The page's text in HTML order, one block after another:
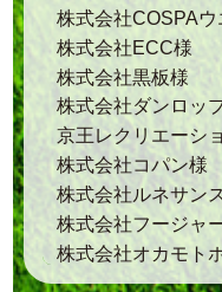
株式会社COSPAウ
株式会社ECC様
株式会社黒板様
株式会社ダンロッ
京王レクリエーシ
株式会社コパン様
株式会社ルネサン
株式会社フージャ
株式会社オカモト